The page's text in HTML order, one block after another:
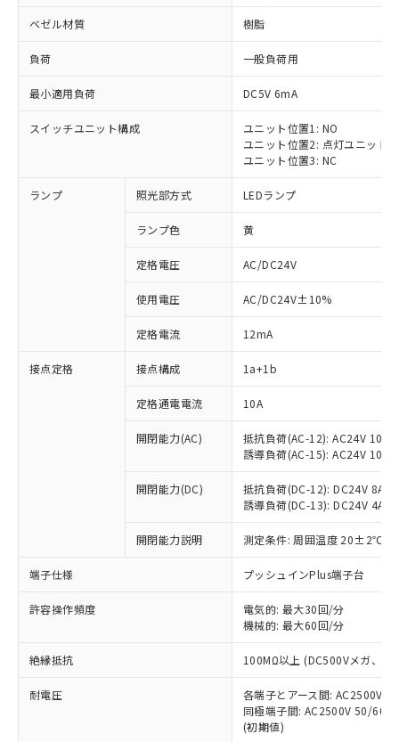
ベゼル材質 樹脂
負荷 一般負荷用
最小適用負荷 DC5V 6mA
スイッチユニット構成
ユニット位置1: NO
ユニット位置2: 点灯ユニット
ユニット位置3: NC
ランプ 照光部方式 LEDランプ
ランプ色 黄
定格電圧 AC/DC24V
使用電圧 AC/DC24V±10%
定格電流 12mA
接点定格 接点構成 1a+1b
定格通電電流 10A
開閉能力(AC)
抵抗負荷(AC-12): AC24V 10A/
誘導負荷(AC-15): AC24V
開閉能力(DC)
抵抗負荷(DC-12): DC24V 8A/
誘導負荷(DC-13): DC24V 4A/
開閉能力説明 測定条件: 周囲温度 20±2℃、
端子仕様 プッシュインPlus端子台
許容操作頻度
電気的: 最大30回/分
機械的: 最大60回/分
絶縁抵抗 100MΩ以上 (DC500Vメガ、点
耐電圧
各端子とアース間: AC2500V
同極端子間: AC2500V 50/
(初期値)
ご利用条件
ご利用ください。
本サービスは、当社制御機器事業取扱
商品の当社在庫状況および標準価格
(税抜)を提供させていただくもので
当社制御機器事業取扱商品の中には、
本サービスの対象外となる商品もある
ことをご了承ください。
在庫状況および標準価格照会結果は、
対応済み：EU RoHS指令（10物質）の
非含有に対応した製品が提供可能な商品で
対応予定：EU RoHS指令（10物質）の非含
有に対応した製品に切り替える予定のある
対応予定なし：EU RoHS指令（10物質）の
非含有に非対応の商品で、対応品を出す予
定はありません。
調査・確認中：EU RoHS指令（10物質）の
非含有の対応状況を調査中または確認中の
害物質有無と関係のない商品です。
仕入先様の事情により、非含有部品として
いたものが、含有品と判明した場合などや
むを得ず変更することがあります。
※1 中国RoHS○×表
「○」：最大均質材料含有率が中国RoHSの
基準値以下であることを示します。
「×」：最大均質材料含有率が中国RoHSの
基準値を超えていることを示します。
「－」：未確認です。当社販売部門へお問
当社は、これら貴社製品のうち、外国
為替および外国貿易法に定める商品